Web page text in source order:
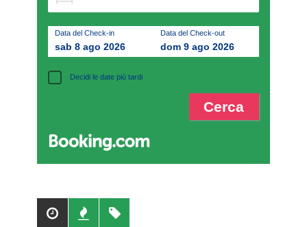
Data del Check-in
sab 8 ago 2026
Data del Check-out
dom 9 ago 2026
Decidi le date più tardi
PopolariRecenti